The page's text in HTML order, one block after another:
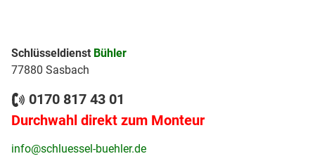
Schlüsseldienst Bühler
77880 Sasbach
0170 817 43 01
Durchwahl direkt zum Monteur
info@schluessel-buehler.de